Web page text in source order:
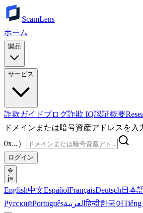
ScamLens
ホーム
製品
サービス
詐欺ガイドブログ詐欺 IQ認証概要
ドメインまたは暗号資産アドレスを入
0x...）
ログイン
ja
English中文EspañolFrançaisDeutsch 日本
РусскийPortuguêsالعربيةहिन्दी한국어